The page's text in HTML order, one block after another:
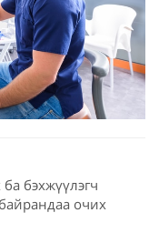
бэхжүүлэгч
очих